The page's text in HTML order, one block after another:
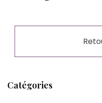
Catégories